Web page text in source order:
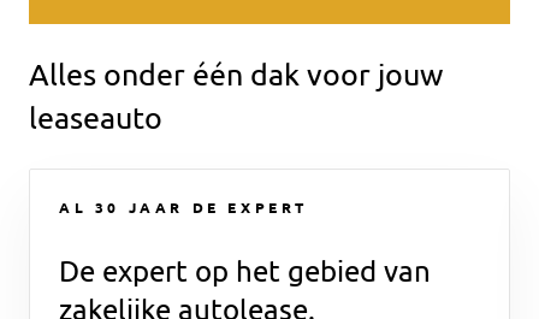
Alles onder één dak voor jouw
leaseauto
MAATWERK
Hulp bij het samenstellen van je
droomauto.